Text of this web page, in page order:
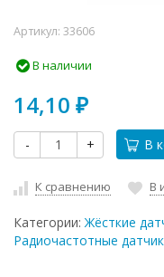
Артикул: 33606
В наличии
14,10 ₽
- + В
К сравнению В
Категории: Жёсткие
Радиочастотные